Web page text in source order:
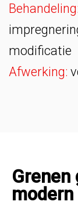
Behandeling:
modificatie
Afwerking: